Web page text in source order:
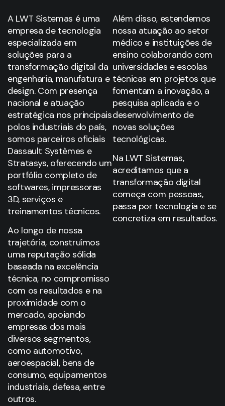
A LWT Sistemas é uma
empresa de tecnologia
especializada em
soluções para a
transformação digital da
engenharia, manufatura e
design. Com presença
nacional e atuação
estratégica nos principais
polos industriais do país,
somos parceiros oficiais
Dassault Systèmes e
Stratasys, oferecendo um
portfólio completo de
softwares, impressoras
3D, serviços e
treinamentos técnicos.
Ao longo de nossa
trajetória, construímos
uma reputação sólida
baseada na excelência
técnica, no compromisso
com os resultados e na
proximidade com o
mercado, apoiando
empresas dos mais
diversos segmentos,
como automotivo,
aeroespacial, bens de
consumo, equipamentos
industriais, defesa, entre
outros.
Além disso, estendemos
nossa atuação ao setor
médico e instituições de
ensino colaborando com
universidades e escolas
técnicas em projetos que
fomentam a inovação, a
pesquisa aplicada e o
desenvolvimento de
novas soluções
tecnológicas.
Na LWT Sistemas,
acreditamos que a
transformação digital
começa com pessoas,
passa por tecnologia e se
concretiza em resultados.